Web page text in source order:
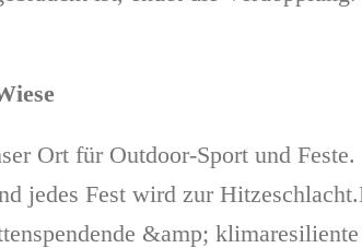
Ort für Outdoor-Sport und
jedes Fest wird zur
&amp;